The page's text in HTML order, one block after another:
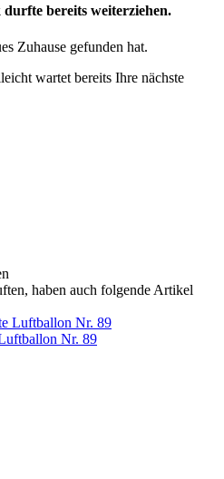
bereits weiterziehen.
Zuhause gefunden hat.
wartet bereits Ihre nächste
haben auch folgende Artikel
Nr. 89